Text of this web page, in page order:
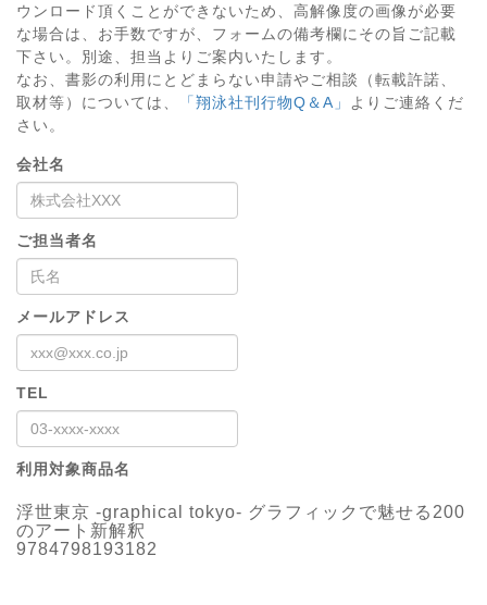
ウンロード頂くことができないため、高解像度の画像が必要
な場合は、お手数ですが、フォームの備考欄にその旨ご記載
下さい。別途、担当よりご案内いたします。
なお、書影の利用にとどまらない申請やご相談（転載許諾、
取材等）については、
「翔泳社刊行物Q＆A」
よりご連絡くだ
さい。
会社名
ご担当者名
メールアドレス
TEL
利用対象商品名
浮世東京 -graphical tokyo- グラフィックで魅せる200
のアート新解釈
9784798193182